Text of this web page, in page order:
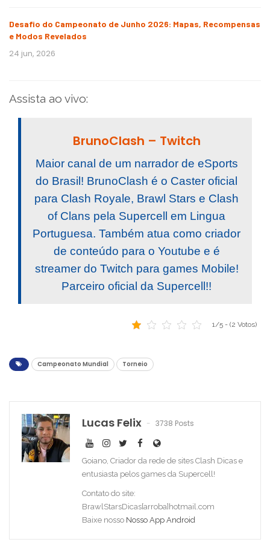
Desafio do Campeonato de Junho 2026: Mapas, Recompensas
e Modos Revelados
24 jun, 2026
Assista ao vivo:
BrunoClash – Twitch
Maior canal de um narrador de eSports
do Brasil! BrunoClash é o Caster oficial
para Clash Royale, Brawl Stars e Clash
of Clans pela Supercell em Lingua
Portuguesa. Também atua como criador
de conteúdo para o Youtube e é
streamer do Twitch para games Mobile!
Parceiro oficial da Supercell!!
1/5 - (2 Votos)
Campeonato Mundial Torneio
Lucas Felix 3738 Posts
Goiano, Criador da rede de sites Clash Dicas e
entusiasta pelos games da Supercell!
Contato do site:
BrawlStarsDicas[arroba]hotmail.com
Baixe nosso Nosso App Android